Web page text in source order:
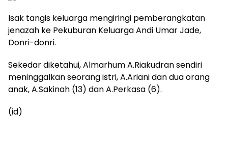
Isak tangis keluarga mengiringi pemberangkatan
jenazah ke Pekuburan Keluarga Andi Umar Jade,
Donri-donri.
Sekedar diketahui, Almarhum A.Riakudran sendiri
meninggalkan seorang istri, A.Ariani dan dua orang
anak, A.Sakinah (13) dan A.Perkasa (6).
(id)